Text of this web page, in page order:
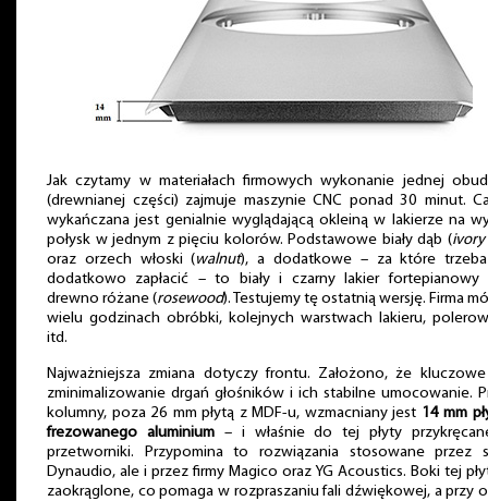
Jak czytamy w materiałach firmowych wykonanie jednej
(drewnianej części) zajmuje maszynie CNC ponad 30 minut.
wykańczana jest genialnie wyglądającą okleiną w lakierze na
połysk w jednym z pięciu kolorów. Podstawowe biały dąb (ivory
oraz orzech włoski ( walnut), a dodatkowe – za które
dodatkowo zapłacić – to biały i czarny lakier fortepianowy
drewno różane (rosewood). Testujemy tę ostatnią wersję. Firma
wielu godzinach obróbki, kolejnych warstwach lakieru,
itd.
Najważniejsza zmiana dotyczy frontu. Założono, że
zminimalizowanie drgań głośników i ich stabilne umocowanie.
kolumny, poza 26 mm płytą z MDF-u, wzmacniany jest 14 mm
frezowanego aluminium– i właśnie do tej płyty
przetworniki. Przypomina to rozwiązania stosowane przez
Dynaudio, ale i przez firmy Magico oraz YG Acoustics. Boki tej
zaokrąglone, co pomaga w rozpraszaniu fali dźwiękowej, a przy